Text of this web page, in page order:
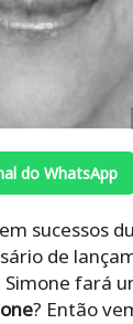
do WhatsApp
sucessos
de
Simone fará
? Então